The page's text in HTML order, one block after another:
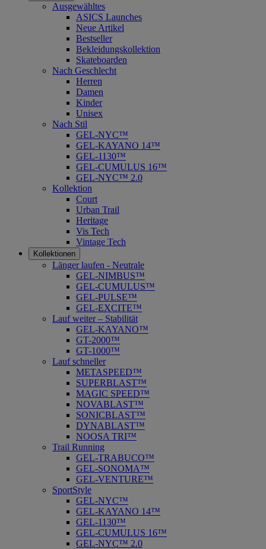
Ausgewähltes
ASICS Launches
Neue Artikel
Bestseller
Bekleidungskollektion
Skateboarden
Nach Geschlecht
Herren
Damen
Kinder
Unisex
Nach Stil
GEL-NYC™
GEL-KAYANO 14™
GEL-1130™
GEL-CUMULUS 16™
GEL-NYC™ 2.0
Kollektion
Court
Urban Trail
Heritage
Vis Tech
Vintage Tech
Kollektionen
Länger laufen - Neutrale
GEL-NIMBUS™
GEL-CUMULUS™
GEL-PULSE™
GEL-EXCITE™
Lauf weiter – Stabilität
GEL-KAYANO™
GT-2000™
GT-1000™
Lauf schneller
METASPEED™
SUPERBLAST™
MAGIC SPEED™
NOVABLAST™
SONICBLAST™
DYNABLAST™
NOOSA TRI™
Trail Running
GEL-TRABUCO™
GEL-SONOMA™
GEL-VENTURE™
SportStyle
GEL-NYC™
GEL-KAYANO 14™
GEL-1130™
GEL-CUMULUS 16™
GEL-NYC™ 2.0